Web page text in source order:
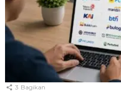
3 Bagikan